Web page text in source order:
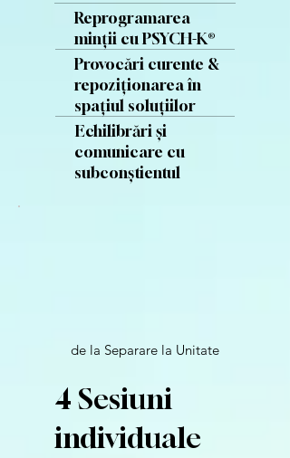
Reprogramarea
minții cu PSYCH-K®
Provocări curente &
repoziționarea în
spațiul soluțiilor
Echilibrări și
comunicare cu
subconștientul
de la Separare la Unitate
4 Sesiuni
individuale